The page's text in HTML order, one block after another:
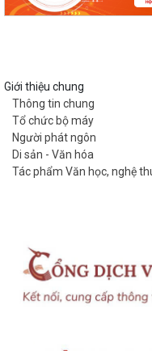
Giới thiệu chung
Thông tin chung
Tổ chức bộ máy
Người phát ngôn
Di sản - Văn hóa
Tác phẩm Văn học, nghệ